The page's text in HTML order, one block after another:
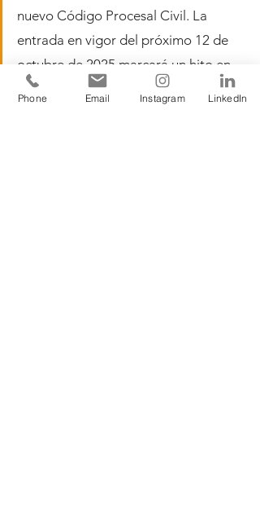
nuevo Código Procesal Civil. La
entrada en vigor del próximo 12 de
octubre de 2025 marcará un hito en
la modernización de la justicia civil en
Phone Email Instagram LinkedIn